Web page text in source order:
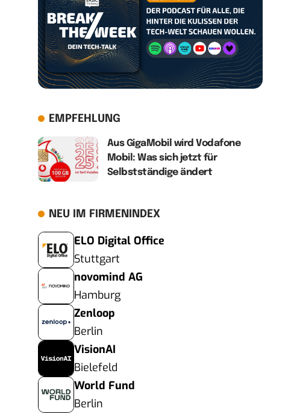
EMPFEHLUNG
Aus GigaMobil wird Vodafone
Mobil: Was sich jetzt für
Selbstständige ändert
NEU IM FIRMENINDEX
ELO Digital Office
Stuttgart
novomind AG
Hamburg
Zenloop
Berlin
VisionAI
Bielefeld
World Fund
Berlin